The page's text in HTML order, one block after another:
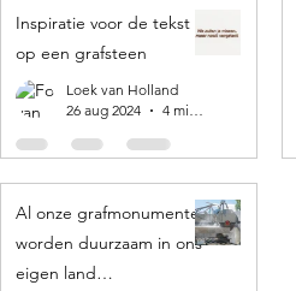
Inspiratie voor de tekst
op een grafsteen
Loek van Holland
26 aug 2024
4 minuten om te lezen
Al onze grafmonumenten
worden duurzaam in ons
eigen land